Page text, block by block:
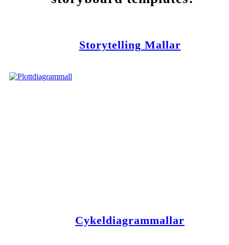
Storytelling Mallar
Cykeldiagrammallar